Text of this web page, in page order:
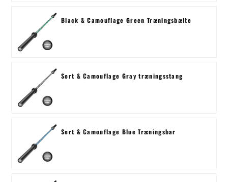
Black & Camouflage Green Træningsbælte
Sort & Camouflage Gray træningsstang
Sort & Camouflage Blue Træningsbar